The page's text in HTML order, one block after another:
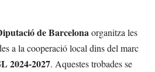
de Barcelonaorganitza les
a la cooperació local dins del marc
2024-2027. Aquestes trobades se